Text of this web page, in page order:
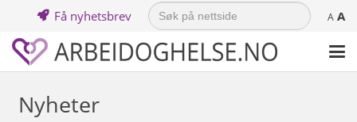
Få nyhetsbrev
Search
for: A A
Nyheter